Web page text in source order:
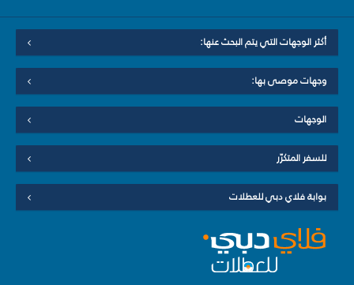
أكثر الوجهات التي يتم البحث عنها:
وجهات موصى بها:
الوجهات
للسفر المتكرّر
بوابة فلاي دبي للعطلات